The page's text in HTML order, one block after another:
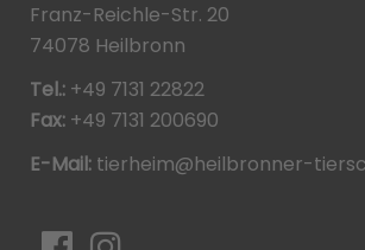
Franz-Reichle-Str. 20
74078 Heilbronn
Tel.: +49 7131 22822
Fax: +49 7131 200690
E-Mail: tierheim@heilbronner-